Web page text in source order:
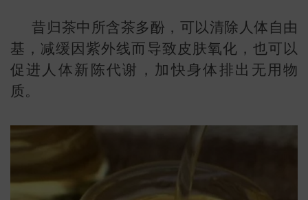
叶
昔归茶中所含茶多酚，可以清除人体自由
基，减缓因紫外线而导致皮肤氧化，也可以
促进人体新陈代谢，加快身体排出无用物
质。